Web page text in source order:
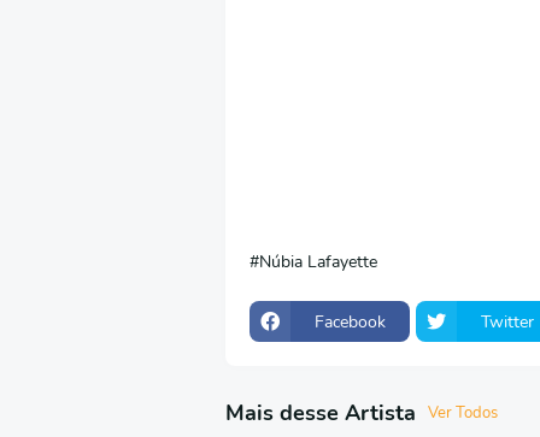
Núbia Lafayette
Facebook Twitter
Mais desse Artista Ver Todos